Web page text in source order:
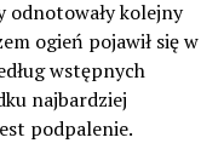
odnotowały kolejny
ogień pojawił się w
wstępnych
najbardziej
podpalenie.